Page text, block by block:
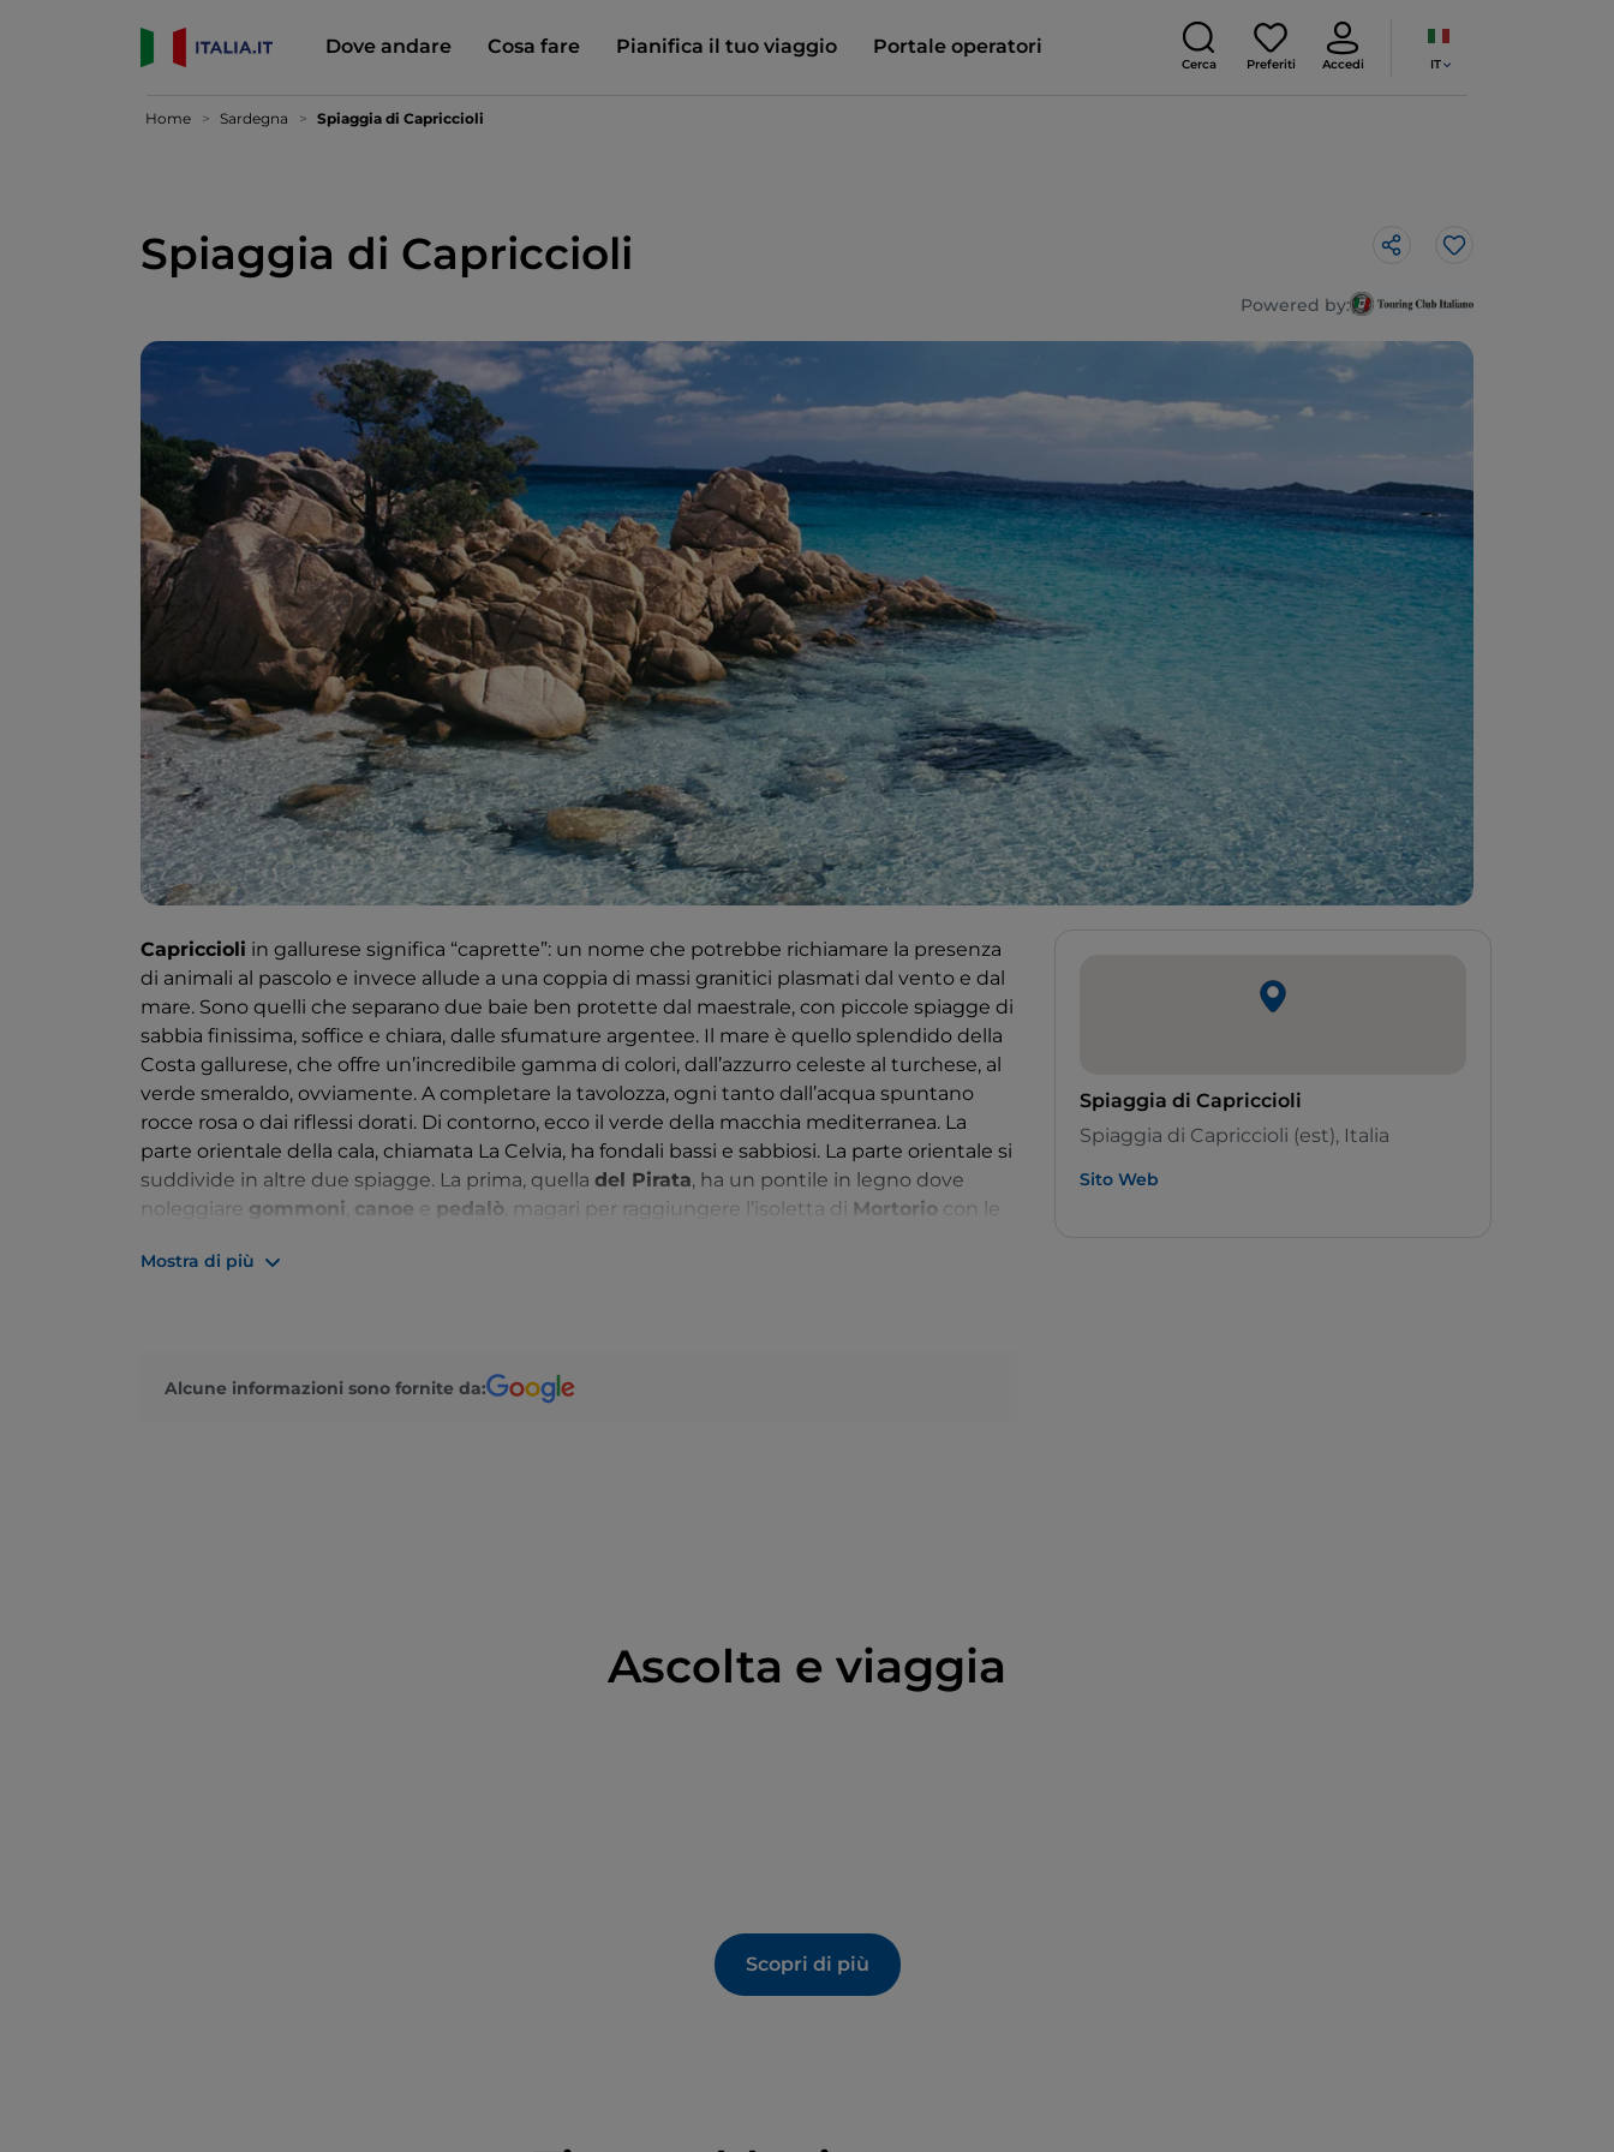
Dove andare Cosa fare Pianifica il tuo viaggio Portale operatori
Cerca Preferiti Accedi IT
Home Sardegna Spiaggia di Capriccioli
Spiaggia di Capriccioli Like
Powered by:
Capriccioli in gallurese significa “caprette”: un nome che potrebbe richiamare la presenza
di animali al pascolo e invece allude a una coppia di massi granitici plasmati dal vento e dal
mare. Sono quelli che separano due baie ben protette dal maestrale, con piccole spiagge di
sabbia finissima, soffice e chiara, dalle sfumature argentee. Il mare è quello splendido della
Costa gallurese, che offre un’incredibile gamma di colori, dall’azzurro celeste al turchese, al
verde smeraldo, ovviamente. A completare la tavolozza, ogni tanto dall’acqua spuntano
rocce rosa o dai riflessi dorati. Di contorno, ecco il verde della macchia mediterranea. La
parte orientale della cala, chiamata La Celvia, ha fondali bassi e sabbiosi. La parte orientale si
suddivide in altre due spiagge. La prima, quella del Pirata, ha un pontile in legno dove
noleggiare gommoni canoe e pedalò , magari per raggiungere l’isoletta di Mortorio con le
presenza dalle tartarughe marine, che qui depongono le uova.
Mostra di più
Alcune informazioni sono fornite da:
Spiaggia di Capriccioli
Spiaggia di Capriccioli (est), Italia
Sito Web
Ascolta e viaggia
Scopri di più